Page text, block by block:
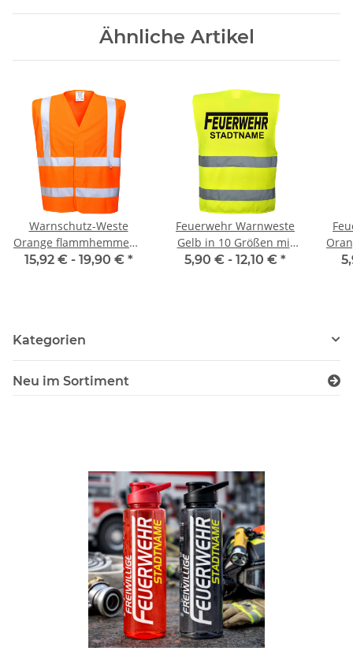
Ähnliche Artikel
Warnschutz-Weste
Orange flammhemmend
EN ISO 20471 Class 2
15,92 € - 19,90 € *
Feuerwehr Warnweste
Gelb in 10 Größen mit
Stadtnamen
5,90 € - 12,10 € *
Kategorien
Neu im Sortiment